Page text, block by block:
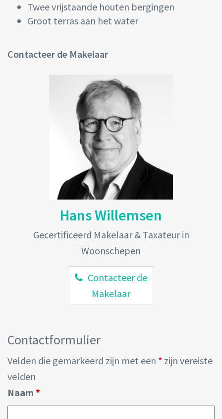
Twee vrijstaande houten bergingen
Groot terras aan het water
Contacteer de Makelaar
Hans Willemsen
Gecertificeerd Makelaar & Taxateur in
Woonschepen
Contacteer de
Makelaar
Contactformulier
Velden die gemarkeerd zijn met een * zijn vereiste
velden
Naam *